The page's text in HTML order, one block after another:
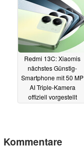
Redmi 13C: Xiaomis
nächstes Günstig-
Smartphone mit 50 MP
AI Triple-Kamera
offiziell vorgestellt
Kommentare